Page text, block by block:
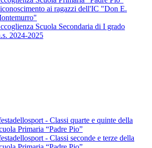
ai ragazzi dell'IC "Don E.
Scuola Secondaria di I grado
2024-2025
- Classi quarte e quinte della
Primaria “Padre Pio”
- Classi seconde e terze della